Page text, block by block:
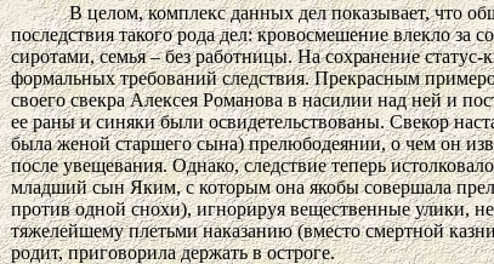
В целом, комплекс данных дел показывает, что
последствия такого рода дел: кровосмешение влекло за
сиротами, семья – без работницы. Насохранениестатус-
формальных требований следствия. Прекрасным
своего свекра Алексея Романова в насилии над ней и
ее раны и синяки были освидетельствованы. Свекор
была женой старшего сына) прелюбодеянии, о чем он
после увещевания. Однако, следствие теперь
младший сын Яким, с которым она якобы совершала
против одной снохи), игнорируя вещественные улики,
тяжелейшему плетьми наказанию (вместо смертной
родит, приговорила держать в остроге.